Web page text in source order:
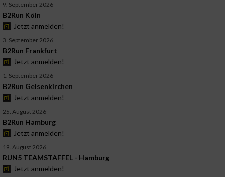
9. September 2026
B2Run Köln
Jetzt anmelden!
3. September 2026
B2Run Frankfurt
Jetzt anmelden!
1. September 2026
B2Run Gelsenkirchen
Jetzt anmelden!
25. August 2026
B2Run Hamburg
Jetzt anmelden!
19. August 2026
RUN5 TEAMSTAFFEL - Hamburg
Jetzt anmelden!